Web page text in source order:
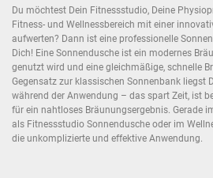
Du möchtest Dein Fitnessstudio, Deine
Fitness- und Wellnessbereich mit einer
aufwerten? Dann ist eine professionelle
Dich! Eine Sonnendusche ist ein modernes
genutzt wird und eine gleichmäßige, schnelle
Gegensatz zur klassischen Sonnenbank liegst
während der Anwendung – das spart Zeit, ist
für ein nahtloses Bräunungsergebnis. Gerade
als Fitnessstudio Sonnendusche oder im
die unkomplizierte und effektive Anwendung.